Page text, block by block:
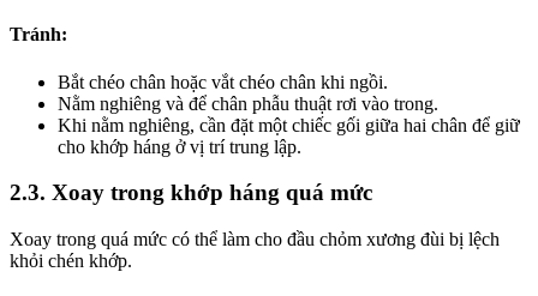
Tránh:
Bắt chéo chân hoặc vắt chéo chân khi ngồi.
Nằm nghiêng và để chân phẫu thuật rơi vào trong.
Khi nằm nghiêng, cần đặt một chiếc gối giữa hai chân để giữ
cho khớp háng ở vị trí trung lập.
2.3. Xoay trong khớp háng quá mức
Xoay trong quá mức có thể làm cho đầu chỏm xương đùi bị lệch
khỏi chén khớp.